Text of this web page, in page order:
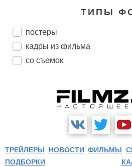
ТИПЫ
постеры
кадры из фильма
со съемок
ТРЕЙЛЕРЫ НОВОСТИ ФИЛЬМЫ
ПОДБОРКИ